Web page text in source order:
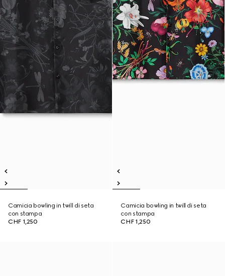
Camicia bowling in twill di seta
con stampa
CHF 1,250
Camicia bowling in twill di seta
con stampa
CHF 1,250